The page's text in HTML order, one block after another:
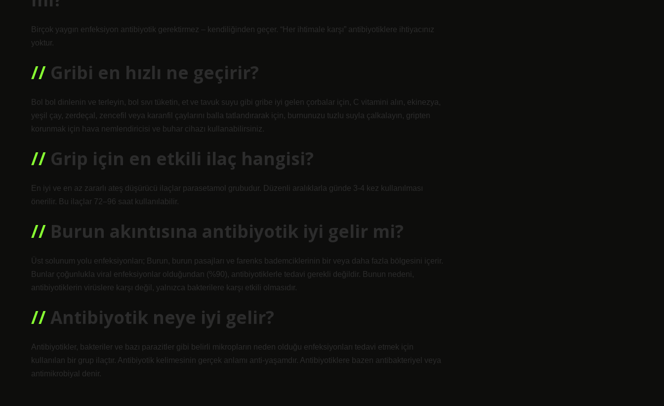
Birçok yaygın enfeksiyon antibiyotik gerektirmez – kendiliğinden geçer. “Her ihtimale karşı” antibiyotiklere ihtiyacınız
yoktur.
Gribi en hızlı ne geçirir?
Bol bol dinlenin ve terleyin, bol sıvı tüketin, et ve tavuk suyu gibi gribe iyi gelen çorbalar için, C vitamini alın, ekinezya,
yeşil çay, zerdeçal, zencefil veya karanfil çaylarını balla tatlandırarak için, burnunuzu tuzlu suyla çalkalayın, gripten
korunmak için hava nemlendiricisi ve buhar cihazı kullanabilirsiniz.
Grip için en etkili ilaç hangisi?
En iyi ve en az zararlı ateş düşürücü ilaçlar parasetamol grubudur. Düzenli aralıklarla günde 3-4 kez kullanılması
önerilir. Bu ilaçlar 72–96 saat kullanılabilir.
Burun akıntısına antibiyotik iyi gelir mi?
Üst solunum yolu enfeksiyonları; Burun, burun pasajları ve farenks bademciklerinin bir veya daha fazla bölgesini içerir.
Bunlar çoğunlukla viral enfeksiyonlar olduğundan (%90), antibiyotiklerle tedavi gerekli değildir. Bunun nedeni,
antibiyotiklerin virüslere karşı değil, yalnızca bakterilere karşı etkili olmasıdır.
Antibiyotik neye iyi gelir?
Antibiyotikler, bakteriler ve bazı parazitler gibi belirli mikropların neden olduğu enfeksiyonları tedavi etmek için
kullanılan bir grup ilaçtır. Antibiyotik kelimesinin gerçek anlamı anti-yaşamdır. Antibiyotiklere bazen antibakteriyel veya
antimikrobiyal denir.